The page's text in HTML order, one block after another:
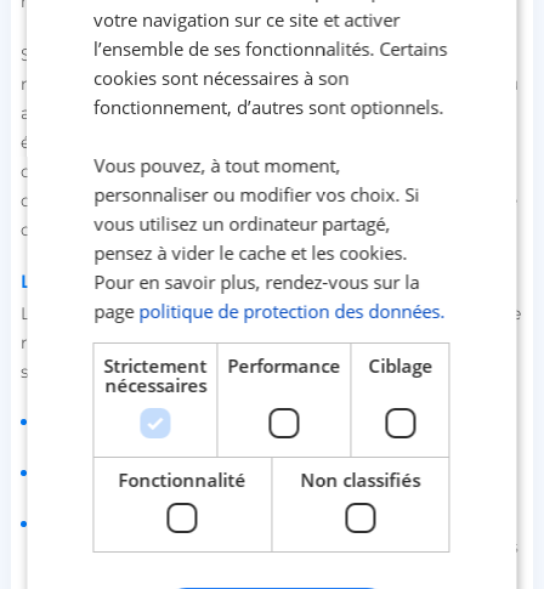
Seulement 3% des métaux lourds restent dans l’eau du
narguilé. Les 97% de ces métaux sont dans la fumée que tu
aspires. Un narguilé d’une durée moyenne d'une heure
équivaut à un paquet de cigarettes. La fumée du narguilé
contient donc les mêmes substances fortement toxiques,
qui favorisent l'apparition de maladies chez les fumeurs de
cigarettes mais en plus grandes quantités.
La chicha, une pratique lourde de conséquences
Le fumeur de narguilé dont la consommation est régulière
risque les mêmes maladies qu’un fumeur de cigarettes, à
savoir :
les maladies pulmonaires (bronchopneumopathies,
bronchites chroniques…) ;
les maladies cardiovasculaires ou les
AVC (Accident
les cancers notamment le cancer du poumon, de la
gorge, des lèvres, de la vessie et des voies aéro-digestives
votre navigation sur ce site et activer
l’ensemble de ses fonctionnalités. Certains
cookies sont nécessaires à son
fonctionnement, d’autres sont optionnels.
Vous pouvez, à tout moment,
personnaliser ou modifier vos choix. Si
vous utilisez un ordinateur partagé,
pensez à vider le cache et les cookies.
Pour en savoir plus, rendez-vous sur la
page politique de protection des données.
Strictement
nécessaires
Performance Ciblage
Fonctionnalité Non classifiés